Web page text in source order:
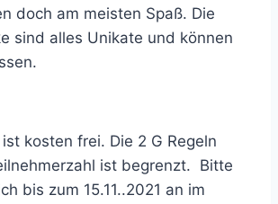
doch am meisten Spaß. Die
sind alles Unikate und können
kosten frei. Die 2 G Regeln
ist begrenzt. Bitte
bis zum 15.11..2021 an im